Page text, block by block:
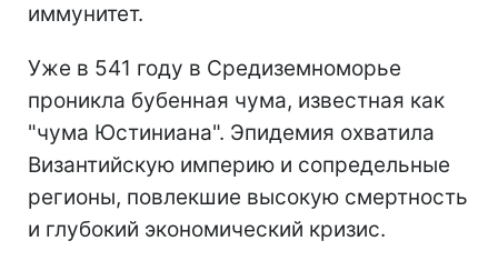
иммунитет.
Уже в 541 году в Средиземноморье
проникла бубенная чума, известная как
"чума Юстиниана". Эпидемия охватила
Византийскую империю и сопредельные
регионы, повлекшие высокую смертность
и глубокий экономический кризис.